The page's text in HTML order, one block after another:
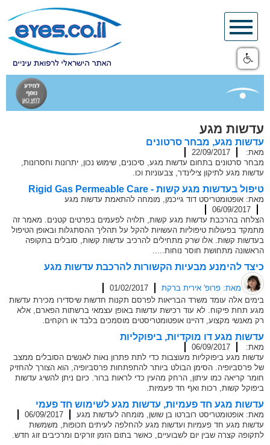
Skip
content
עדשות מגע
עדשות מגע, מבחר סרטונים
מאת:
22/09/2017
מבחר סרטונים בתחום עדשות מגע, סיכונים, שימוש נכון, יתרונות וחסרונות,
עדשות מגע לתיקון צילינדר, צבעוניות וכו.
טיפול בעדשות מגע קשות - Rigid Gas Permeable Care
מאת: אופטומטריסט דוד גייכמן, מומחה להתאמת עדשות מגע
06/09/2017
הצלחה בהרכבת עדשות מגע קשות, תלויה לפעמים בפרטים קטנים. מאמר זה
מתמקד בפעולות טיפוליות העשויות להקל על תהליך ההסתגלות ובאופן הטיפול
בעדשות קשות. אלו שרק מתחילים להרכיב עדשות קשות, סובלים בתקופה
הראשונה מתחושת חוסר נוחות.....
כיצד להימנע מבעיות הקשורות להרכבת עדשות מגע
מאת: פרופ' אירית ברקת
01/02/2017
בימים אלה עומד משרד הבריאות לפרסם תקנות חדשות שיסדירו מכירת עדשות
מגע תחת פיקוח. לא עוד רכישת עדשות באופן עצמאי ברשתות הפארם, אלא
רק מאנשי מקצוע, דהיינו אופטומטריסטים מוסמכים בלבד או רוקחים.
עדשות מגע דו מוקדיות, ביפוקליות
מאת:
06/09/2017
עדשות מגע ביפוקליות מעוצבות כדי לתת פתרון נאות לאנשים הסובלים ממצב
של פרסביופיה. הסימן הבולט ביותר להתפתחות פרסביופיה, הוא הצורך להחזיק
חומר קריאה כמו עיתון, הרחק מהעין כדי לראות ברור. כיום ניתן להשיג עדשות
ביפוקל קשות, רכות ואף חד פעמיות.
עדשות מגע חד פעמיות, עדשות מגע לשימוש חד פעמי
מאת: אופטומטריסט רוברטו בן שושן, מומחה לעדשות מגע
06/09/2017
עדשות מגע חד פעמיות ועדשות מגע להחלפה לעיתים תכופות, משמשות
לתקופה קצרה שבין יום לשבועיים, כאשר בתום הזמן זורקים ומרכיבים זוג חדש.